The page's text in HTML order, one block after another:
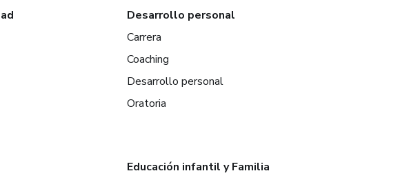
Desarrollo personal
Carrera
Coaching
Desarrollo personal
Oratoria
Educación infantil y Familia